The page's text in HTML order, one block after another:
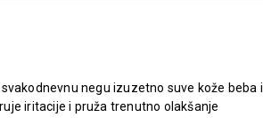
negu izuzetno suve kože beba i
iritacije i pruža trenutno olakšanje